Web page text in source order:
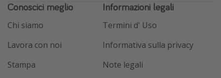
Conoscici meglio
Chi siamo
Lavora con noi
Stampa
Informazioni legali
Termini d' Uso
Informativa sulla privacy
Note legali